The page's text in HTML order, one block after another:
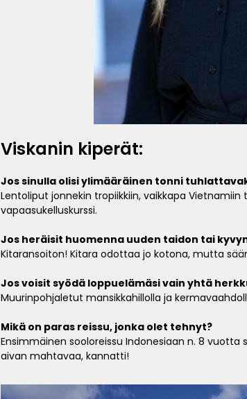
Viskanin kiperät:
Jos sinulla olisi ylimääräinen tonni
Lentoliput jonnekin tropiikkiin, vaikkapa
vapaasukelluskurssi.
Jos heräisit huomenna uuden taidon tai
Kitaransoiton! Kitara odottaa jo kotona, mutta
Jos voisit syödä loppuelämäsi vain yhtä
Muurinpohjaletut mansikkahillolla ja
Mikä on paras reissu, jonka olet tehnyt?
Ensimmäinen sooloreissu Indonesiaan n. 8 vuotta
aivan mahtavaa, kannatti!